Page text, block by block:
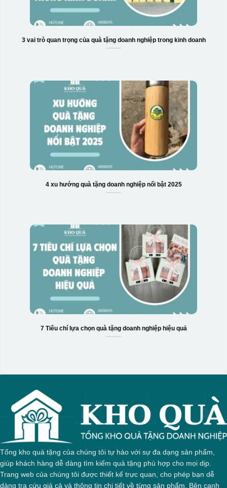
3 vai trò quan trọng của quà tặng doanh nghiệp trong kinh doanh
4 xu hướng quà tặng doanh nghiệp nổi bật 2025
7 Tiêu chí lựa chọn quà tặng doanh nghiệp hiệu quả
Tổng kho quà tặng của chúng tôi tự hào với sự đa dạng sản phẩm,
giúp khách hàng dễ dàng tìm kiếm quà tặng phù hợp cho mọi dịp.
Trang web của chúng tôi được thiết kế trực quan, cho phép bạn dễ
dàng tra cứu giá cả và thông tin chi tiết về từng sản phẩm. Bên cạnh